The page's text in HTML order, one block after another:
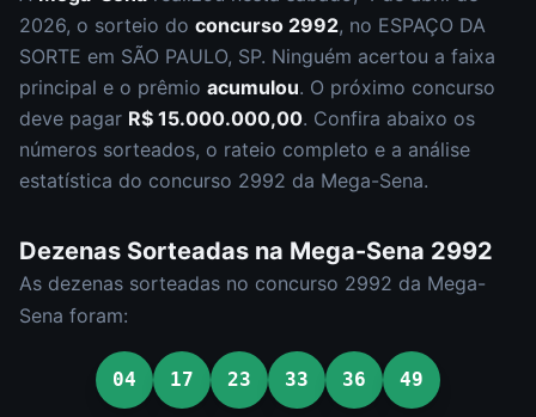
2026, o sorteio do concurso 2992, no ESPAÇO DA
SORTE em SÃO PAULO, SP. Ninguém acertou a faixa
principal e o prêmio acumulou. O próximo concurso
deve pagar R$ 15.000.000,00. Confira abaixo os
números sorteados, o rateio completo e a análise
estatística do concurso 2992 da Mega-Sena.
Dezenas Sorteadas na Mega-Sena 2992
As dezenas sorteadas no concurso 2992 da Mega-
Sena foram:
04 17 23 33 36 49